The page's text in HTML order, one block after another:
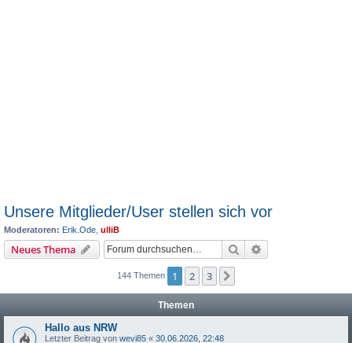
Unsere Mitglieder/User stellen sich vor
Moderatoren: Erik.Ode ulliB
Neues Thema Suche
144 Themen 1 2 3
Themen
Hallo aus NRW
Letzter Beitrag von wevi85 « 30.06.2026, 22:48